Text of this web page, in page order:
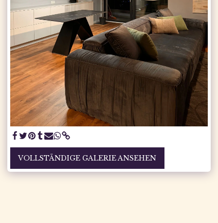
VOLLSTÄNDIGE GALERIE ANSEHEN